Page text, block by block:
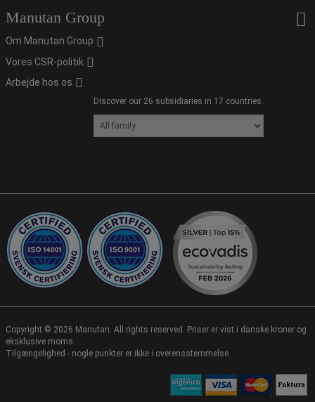
Manutan Group
Om Manutan Group
Vores CSR-politik
Arbejde hos os
Discover our 26 subsidiaries in 17 countries.
Copyright © 2026 Manutan. All rights reserved. Priser er vist i danske kroner og
eksklusive moms.
Tilgængelighed - nogle punkter er ikke i overensstemmelse.